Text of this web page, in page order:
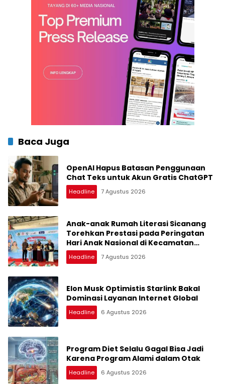
Baca Juga
OpenAI Hapus Batasan Penggunaan
Chat Teks untuk Akun Gratis ChatGPT
Headline 7 Agustus 2026
Anak-anak Rumah Literasi Sicanang
Torehkan Prestasi pada Peringatan
Hari Anak Nasional di Kecamatan
Medan Belawan
Headline 7 Agustus 2026
Elon Musk Optimistis Starlink Bakal
Dominasi Layanan Internet Global
Headline 6 Agustus 2026
Program Diet Selalu Gagal Bisa Jadi
Karena Program Alami dalam Otak
Headline 6 Agustus 2026